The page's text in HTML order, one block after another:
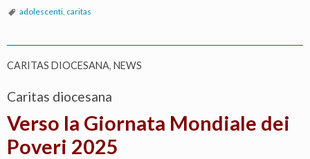
adolescenti caritas
CARITAS DIOCESANA, NEWS
Caritas diocesana
Verso la Giornata Mondiale dei
Poveri 2025